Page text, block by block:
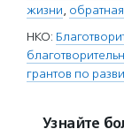
жизни, обратная
НКО:
грантов по
Узнайте